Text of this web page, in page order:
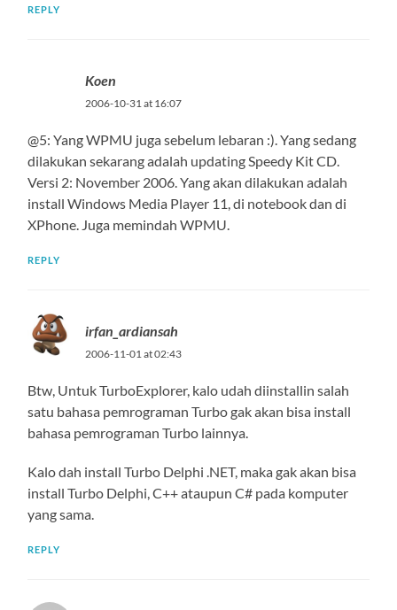
REPLY
Koen
2006-10-31 at 16:07
@5: Yang WPMU juga sebelum lebaran :). Yang sedang
dilakukan sekarang adalah updating Speedy Kit CD.
Versi 2: November 2006. Yang akan dilakukan adalah
install Windows Media Player 11, di notebook dan di
XPhone. Juga memindah WPMU.
REPLY
irfan_ardiansah
2006-11-01 at 02:43
Btw, Untuk TurboExplorer, kalo udah diinstallin salah
satu bahasa pemrograman Turbo gak akan bisa install
bahasa pemrograman Turbo lainnya.
Kalo dah install Turbo Delphi .NET, maka gak akan bisa
install Turbo Delphi, C++ ataupun C# pada komputer
yang sama.
REPLY